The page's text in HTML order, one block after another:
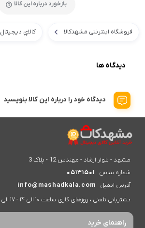
بازخورد درباره این کالا
فروشگاه اینترنتی مشهدکالا کالاي ديجيتال
دیدگاه ها
دیدگاه خود را درباره این کالا بنویسید
مشهد - بلوار ارشاد - مهندس 12 - پلاک 3
شماره تماس
05131501
آدرس ایمیل
info@mashadkala.com
پشتیبانی تلفنی ، روزهای کاری ساعت 10 الی 14 - 17 الی 20
راهنمای خرید